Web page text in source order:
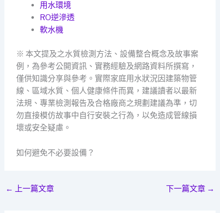
用水環境
RO逆滲透
軟水機
※ 本文提及之水質檢測方法、設備整合概念及故事案
例，為參考公開資訊、實務經驗及網路資料所撰寫，
僅供知識分享與參考。實際家庭用水狀況因建築物管
線、區域水質、個人健康條件而異，建議讀者以最新
法規、專業檢測報告及合格廠商之規劃建議為準，切
勿直接模仿故事中自行安裝之行為，以免造成管線損
壞或安全疑慮。
如何避免不必要設備？
← 上一篇文章 下一篇文章 →